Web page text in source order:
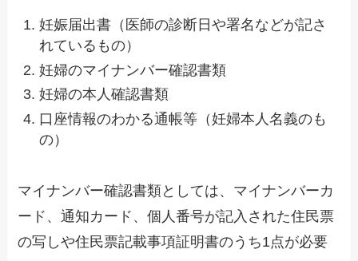
妊娠届出書（医師の診断日や署名などが記さ
れているもの）
妊婦のマイナンバー確認書類
妊婦の本人確認書類
口座情報のわかる通帳等（妊婦本人名義のも
の）
マイナンバー確認書類としては、マイナンバーカ
ード、通知カード、個人番号が記入された住民票
の写しや住民票記載事項証明書のうち1点が必要